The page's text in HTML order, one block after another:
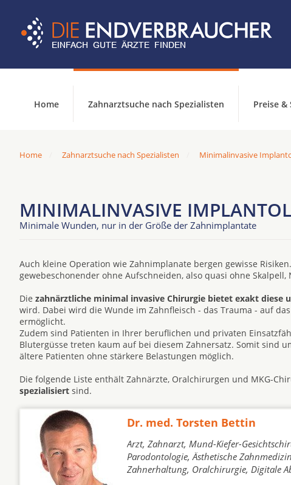
Home Zahnarztsuche nach Spezialisten Preise &
Home Zahnarztsuche nach Spezialisten Minimalinvasive
MINIMALINVASIVE
Minimale Wunden, nur in der Größe der Zahnimplantate
Auch kleine Operation wie Zahnimplanate bergen gewisse
gewebeschonender ohne Aufschneiden, also quasi ohne
Die zahnärztliche minimal invasive Chirurgie bietet exakt diese
wird. Dabei wird die Wunde im Zahnfleisch - das Trauma - auf
ermöglicht.
Zudem sind Patienten in Ihrer beruflichen und privaten
Blutergüsse treten kaum auf bei diesem Zahnersatz. Somit sind
ältere Patienten ohne stärkere Belastungen möglich.
Die folgende Liste enthält Zahnärzte, Oralchirurgen und MKG-
spezialisiert sind.
Dr. med. Torsten Bettin
Arzt, Zahnarzt, Mund-Kiefer-
Parodontologie, Ästhetische
Zahnerhaltung, Oralchirurgie, Digitale